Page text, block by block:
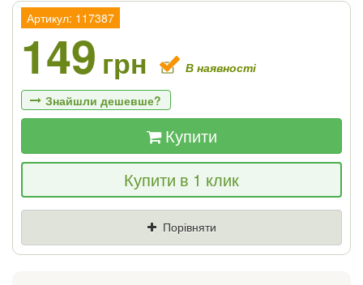
Артикул: 117387
149 грн В наявності
Знайшли дешевше?
Якщо Ви знайдете товар дешевше - ми
знизимо ціну і подаруємо % від різниці
Купити
Купити в 1 клик
Порівняти